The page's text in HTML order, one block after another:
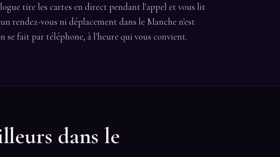
tire les cartes en direct pendant l'appel et vous lit
rendez-vous ni déplacement dans le Manche n'est
se fait par téléphone, à l'heure qui vous convient.
dans le